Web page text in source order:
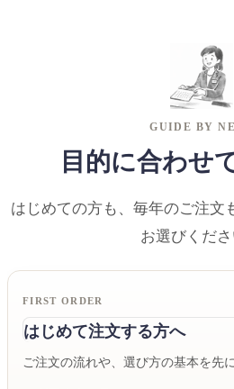
GUIDE BY
目的に合わせ
はじめての方も、毎年のご注文
お選びくださ
FIRST ORDER
はじめて注文する方へ
ご注文の流れや、選び方の基本を先